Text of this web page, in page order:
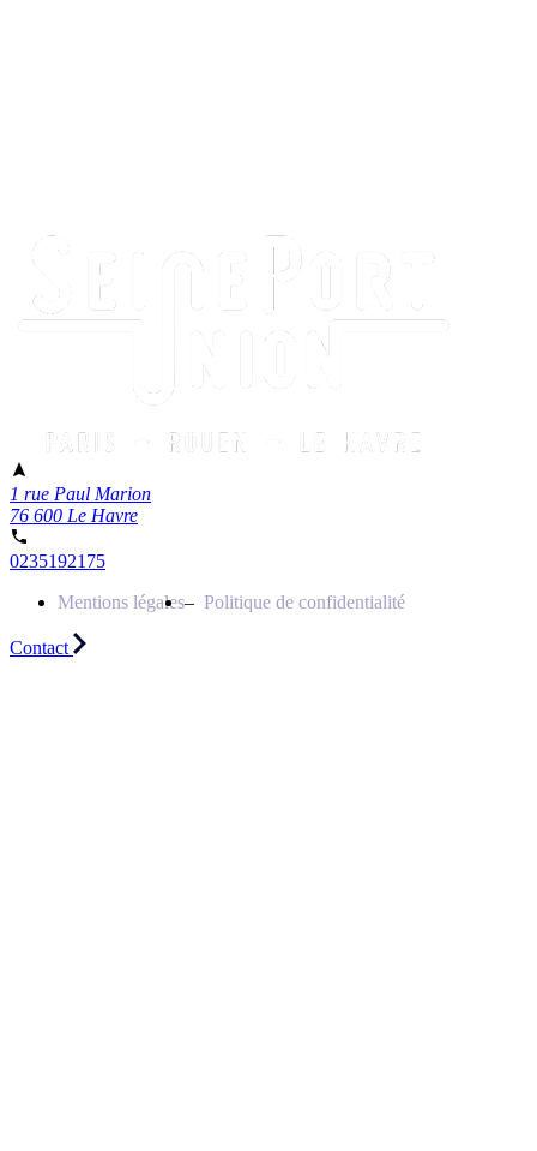
1 rue Paul Marion
76 600 Le Havre
0235192175
Mentions légales
Politique de confidentialité
Contact